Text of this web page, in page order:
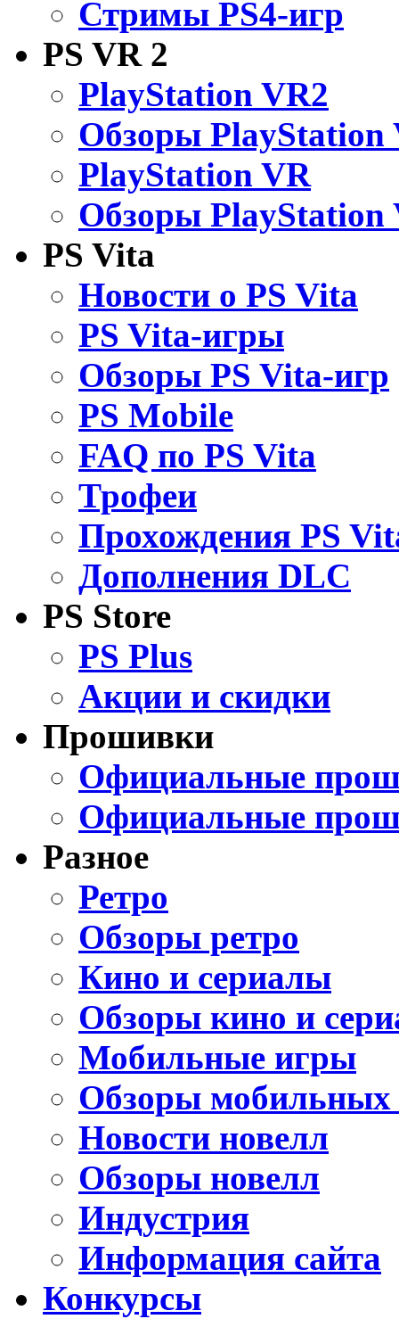
Стримы PS4-игр
PS VR 2
PlayStation VR2
Обзоры PlayStation
PlayStation VR
Обзоры PlayStation
PS Vita
Новости о PS Vita
PS Vita-игры
Обзоры PS Vita-игр
PS Mobile
FAQ по PS Vita
Трофеи
Прохождения PS
Дополнения DLC
PS Store
PS Plus
Акции и скидки
Прошивки
Официальные
Официальные
Разное
Ретро
Обзоры ретро
Кино и сериалы
Обзоры кино и
Мобильные игры
Обзоры мобильных
Новости новелл
Обзоры новелл
Индустрия
Информация сайта
Конкурсы